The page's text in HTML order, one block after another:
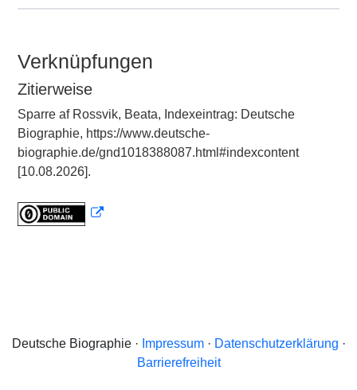
Verknüpfungen
Zitierweise
Sparre af Rossvik, Beata, Indexeintrag: Deutsche
Biographie, https://www.deutsche-
biographie.de/gnd1018388087.html#indexcontent
[10.08.2026].
Deutsche Biographie · Impressum· Datenschutzerklärung ·
Barrierefreiheit